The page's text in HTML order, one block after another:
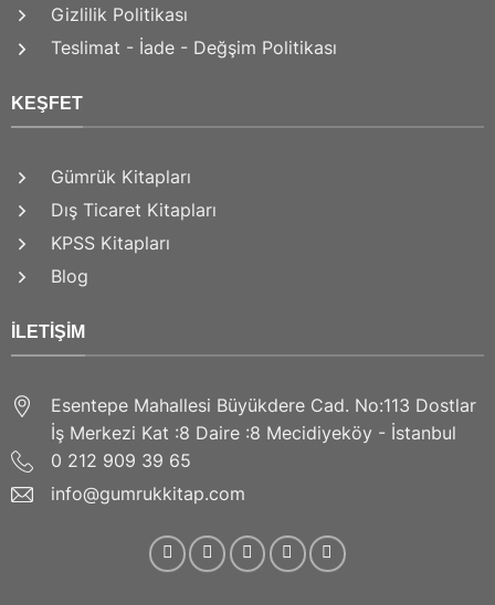
Gizlilik Politikası
Teslimat - İade - Değşim Politikası
KEŞFET
Gümrük Kitapları
Dış Ticaret Kitapları
KPSS Kitapları
Blog
İLETIŞIM
Esentepe Mahallesi Büyükdere Cad. No:113 Dostlar
İş Merkezi Kat :8 Daire :8 Mecidiyeköy - İstanbul
0 212 909 39 65
info@gumrukkitap.com